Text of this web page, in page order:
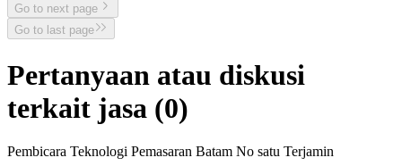
Go to next page
Go to last page
Pertanyaan atau diskusi
terkait jasa (0)
Pembicara Teknologi Pemasaran Batam No satu Terjamin